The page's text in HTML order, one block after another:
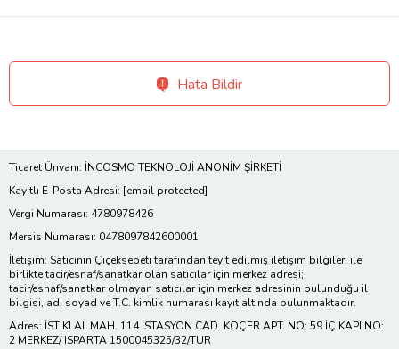
Hata Bildir
Ticaret Ünvanı: İNCOSMO TEKNOLOJİ ANONİM ŞİRKETİ
Kayıtlı E-Posta Adresi: [email protected]
Vergi Numarası: 4780978426
Mersis Numarası: 0478097842600001
İletişim: Satıcının Çiçeksepeti tarafından teyit edilmiş iletişim bilgileri ile
birlikte tacir/esnaf/sanatkar olan satıcılar için merkez adresi;
tacir/esnaf/sanatkar olmayan satıcılar için merkez adresinin bulunduğu il
bilgisi, ad, soyad ve T.C. kimlik numarası kayıt altında bulunmaktadır.
Adres: İSTİKLAL MAH. 114 İSTASYON CAD. KOÇER APT. NO: 59 İÇ KAPI NO:
2 MERKEZ/ ISPARTA 1500045325/32/TUR